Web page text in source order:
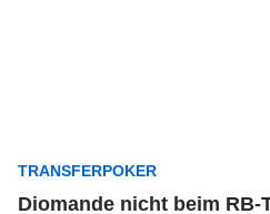
TRANSFERPOKER
Diomande nicht beim RB-